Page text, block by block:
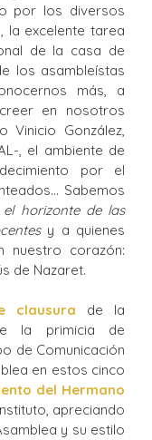
por los diversos
la excelente tarea
de la casa de
los asambleístas
más, a
en nosotros
Vinicio González,
, el ambiente de
por el
Sabemos
el horizonte de las
y a quienes
nuestro corazón:
de Nazaret.
clausura de la
la primicia de
de Comunicación
en estos cinco
del Hermano
apreciando
y su estilo